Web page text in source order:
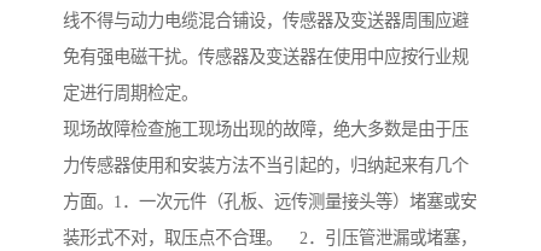
线不得与动力电缆混合铺设，传感器及变送器周围应避
免有强电磁干扰。传感器及变送器在使用中应按行业规
定进行周期检定。
现场故障检查施工现场出现的故障，绝大多数是由于压
力传感器使用和安装方法不当引起的，归纳起来有几个
方面。1．一次元件（孔板、远传测量接头等）堵塞或安
装形式不对，取压点不合理。 2．引压管泄漏或堵塞，